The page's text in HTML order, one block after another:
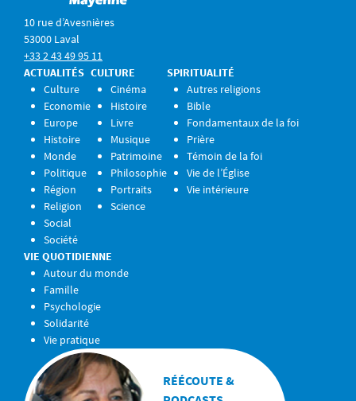
10 rue d’Avesnières
53000 Laval
+33 2 43 49 95 11
ACTUALITÉS
Culture
Economie
Europe
Histoire
Monde
Politique
Région
Religion
Social
Société
CULTURE
Cinéma
Histoire
Livre
Musique
Patrimoine
Philosophie
Portraits
Science
SPIRITUALITÉ
Autres religions
Bible
Fondamentaux de la foi
Prière
Témoin de la foi
Vie de l’Église
Vie intérieure
VIE QUOTIDIENNE
Autour du monde
Famille
Psychologie
Solidarité
Vie pratique
RÉÉCOUTE &